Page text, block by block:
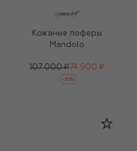
Кожаные лоферы
Mandolo
107 000 ₽74 900 ₽
-30%